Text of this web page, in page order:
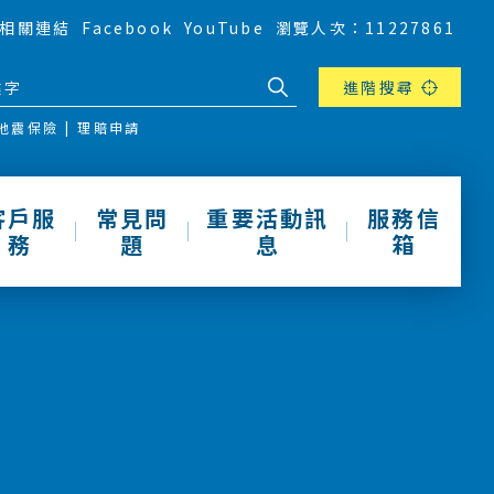
相關連結 Facebook YouTube 瀏覽人次：11227861
進階搜尋
震保險 理賠申請
戶服
務
常見問
題
重要活動訊
息
服務信
箱